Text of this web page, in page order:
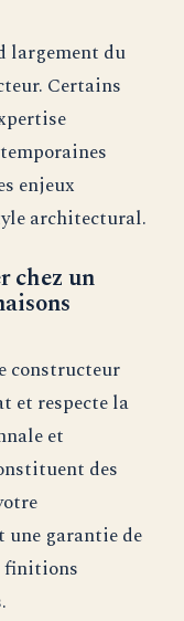
largement du
Certains
enjeux
architectural.
chez un
constructeur
et respecte la
et
des
une garantie de
finitions